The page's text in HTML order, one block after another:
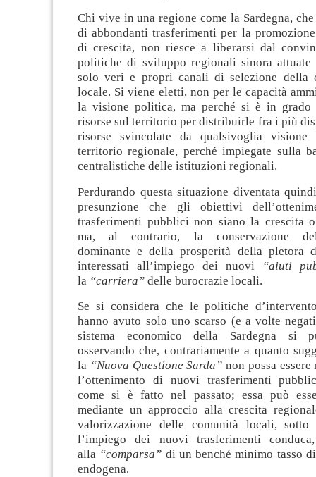
Chi vive in una regione come la Sardegna,
di abbondanti trasferimenti per la
di crescita, non riesce a liberarsi dal
politiche di sviluppo regionali sinora attuate
solo veri e propri canali di selezione della
locale. Si viene eletti, non per le capacità
la visione politica, ma perché si è in
risorse sul territorio per distribuirle fra i più
risorse svincolate da qualsivoglia
territorio regionale, perché impiegate sulla
centralistiche delle istituzioni regionali.
Perdurando questa situazione diventata
presunzione che gli obiettivi
trasferimenti pubblici non siano la crescita o
ma, al contrario, la conservazione
dominante e della prosperità della pletora
interessati all’impiego dei nuovi
“aiuti
la “carriera” delle burocrazie locali.
Se si considera che le politiche
hanno avuto solo uno scarso (e a volte
sistema economico della Sardegna si
osservando che, contrariamente a quanto
la “Nuova Questione Sarda” non possa
l’ottenimento di nuovi trasferimenti
come si è fatto nel passato; essa può
mediante un approccio alla crescita
valorizzazione delle comunità locali,
l’impiego dei nuovi trasferimenti
alla “comparsa” di un benché minimo tasso
endogena.